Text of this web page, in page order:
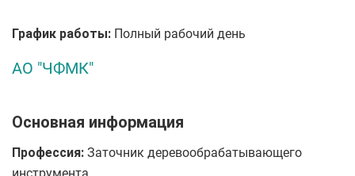
График работы: Полный рабочий день
АО "ЧФМК"
Основная информация
Профессия: Заточник деревообрабатывающего